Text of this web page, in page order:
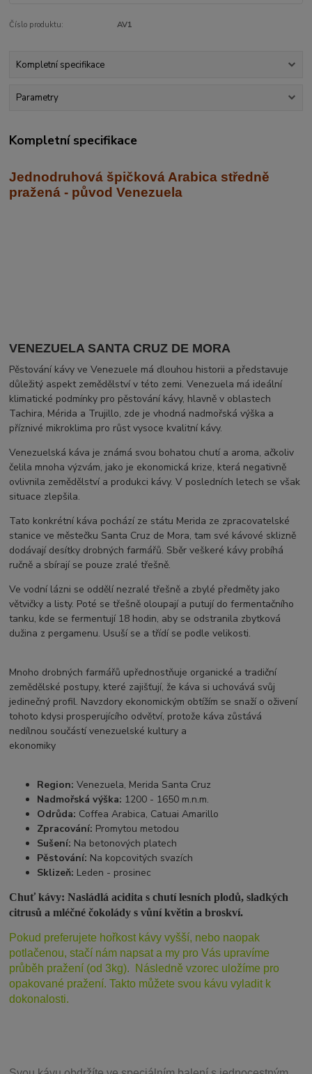
Číslo produktu: AV1
Kompletní specifikace
Parametry
Kompletní specifikace
Jednodruhová špičková Arabica středně
pražená - původ Venezuela
VENEZUELA SANTA CRUZ DE MORA
Pěstování kávy ve Venezuele má dlouhou historii a představuje
důležitý aspekt zemědělství v této zemi. Venezuela má ideální
klimatické podmínky pro pěstování kávy, hlavně v oblastech
Tachira, Mérida a Trujillo, zde je vhodná nadmořská výška a
příznivé mikroklima pro růst vysoce kvalitní kávy.
Venezuelská káva je známá svou bohatou chutí a aroma, ačkoliv
čelila mnoha výzvám, jako je ekonomická krize, která negativně
ovlivnila zemědělství a produkci kávy. V posledních letech se však
situace zlepšila.
Tato konkrétní káva pochází ze státu Merida ze zpracovatelské
stanice ve městečku Santa Cruz de Mora, tam své kávové sklizně
dodávají desítky drobných farmářů. Sběr veškeré kávy probíhá
ručně a sbírají se pouze zralé třešně.
Ve vodní lázni se oddělí nezralé třešně a zbylé předměty jako
větvičky a listy. Poté se třešně oloupají a putují do fermentačního
tanku, kde se fermentují 18 hodin, aby se odstranila zbytková
dužina z pergamenu. Usuší se a třídí se podle velikosti.
Mnoho drobných farmářů upřednostňuje organické a tradiční
zemědělské postupy, které zajišťují, že káva si uchovává svůj
jedinečný profil. Navzdory ekonomickým obtížím se snaží o oživení
tohoto kdysi prosperujícího odvětví, protože káva zůstává
nedílnou součástí venezuelské kultury a
ekonomiky
Region: Venezuela, Merida Santa Cruz
Nadmořská výška: 1200 - 1650 m.n.m.
Odrůda: Coffea Arabica, Catuai Amarillo
Zpracování: Promytou metodou
Sušení: Na betonových platech
Pěstování: Na kopcovitých svazích
Sklizeň: Leden - prosinec
Chuť kávy: Nasládlá acidita s chutí lesních plodů, sladkých
citrusů a mléčné čokolády s vůní květin a broskví.
Pokud preferujete hořkost kávy vyšší, nebo naopak
potlačenou, stačí nám napsat a my pro Vás upravíme
průběh pražení (od 3kg). Následně vzorec uložíme pro
opakované pražení. Takto můžete svou kávu vyladit k
dokonalosti.